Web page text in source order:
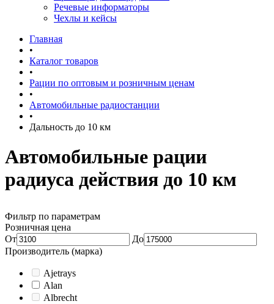
Речевые информаторы
Чехлы и кейсы
Главная
•
Каталог товаров
•
Рации по оптовым и розничным ценам
•
Автомобильные радиостанции
•
Дальность до 10 км
Автомобильные рации
радиуса действия до 10 км
Фильтр по параметрам
Розничная цена
От
До
Производитель (марка)
Ajetrays
Alan
Albrecht